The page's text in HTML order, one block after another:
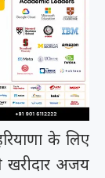
के लिए
खरीदार अजय